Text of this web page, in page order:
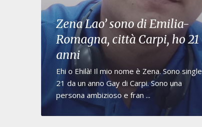
Zena Lao’ sono di Emilia-
Romagna, città Carpi, ho 21
anni
Ehi o Ehilà! Il mio nome è Zena. Sono single
21 da un anno Gay di Carpi. Sono una
persona ambizioso e fran ...